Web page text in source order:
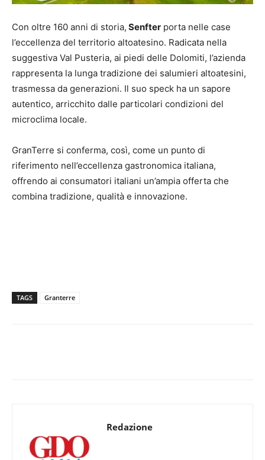
Con oltre 160 anni di storia, Senfter porta nelle case
l’eccellenza del territorio altoatesino. Radicata nella
suggestiva Val Pusteria, ai piedi delle Dolomiti, l’azienda
rappresenta la lunga tradizione dei salumieri altoatesini,
trasmessa da generazioni. Il suo speck ha un sapore
autentico, arricchito dalle particolari condizioni del
microclima locale.
GranTerre si conferma, così, come un punto di
riferimento nell’eccellenza gastronomica italiana,
offrendo ai consumatori italiani un’ampia offerta che
combina tradizione, qualità e innovazione.
TAGS Granterre
Redazione